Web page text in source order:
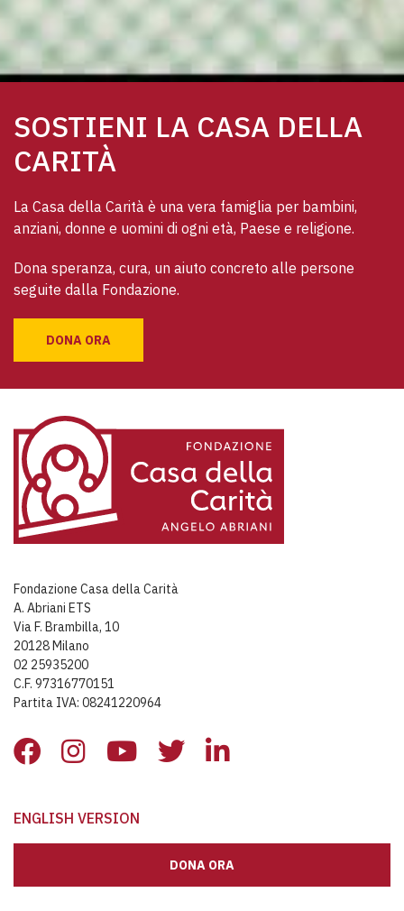
SOSTIENI LA CASA DELLA
CARITÀ
La Casa della Carità è una vera famiglia per bambini,
anziani, donne e uomini di ogni età, Paese e religione.
Dona speranza, cura, un aiuto concreto alle persone
seguite dalla Fondazione.
DONA ORA
Fondazione Casa della Carità
A. Abriani ETS
Via F. Brambilla, 10
20128 Milano
02 25935200
C.F. 97316770151
Partita IVA: 08241220964
ENGLISH VERSION
DONA ORA